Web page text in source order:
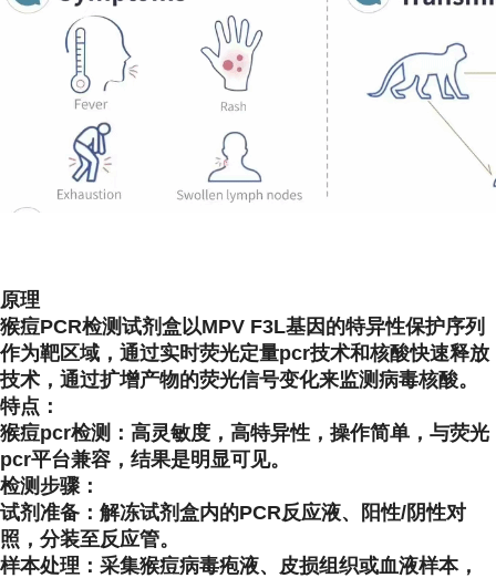
原理
猴痘PCR检测试剂盒以MPV F3L基因的特异性保护序列
作为靶区域，通过实时荧光定量pcr技术和核酸快速释放
技术，通过扩增产物的荧光信号变化来监测病毒核酸。
特点：
猴痘pcr检测：高灵敏度，高特异性，操作简单，与荧光
pcr平台兼容，结果是明显可见。
检测步骤：
试剂准备：解冻试剂盒内的PCR反应液、阳性/阴性对
照，分装至反应管。
样本处理：采集猴痘病毒疱液、皮损组织或血液样本，